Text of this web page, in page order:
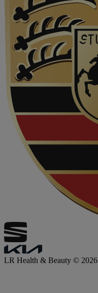
LR Health & Beauty © 2026